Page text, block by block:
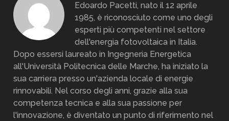
Edoardo Pacetti, nato il 12 aprile
1985, è riconosciuto come uno degli
esperti più competenti nel settore
dell'energia fotovoltaica in Italia.
Dopo essersi laureato in Ingegneria Energetica
all'Università Politecnica delle Marche, ha iniziato la
sua carriera presso un'azienda locale di energie
rinnovabili. Nel corso degli anni, grazie alla sua
competenza tecnica e alla sua passione per
l'innovazione, è diventato un punto di riferimento nel